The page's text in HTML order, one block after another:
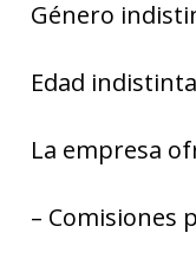
Género
Edad
La empresa
– Comisiones